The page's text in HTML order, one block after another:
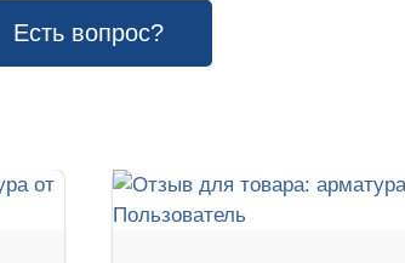
Есть вопрос?